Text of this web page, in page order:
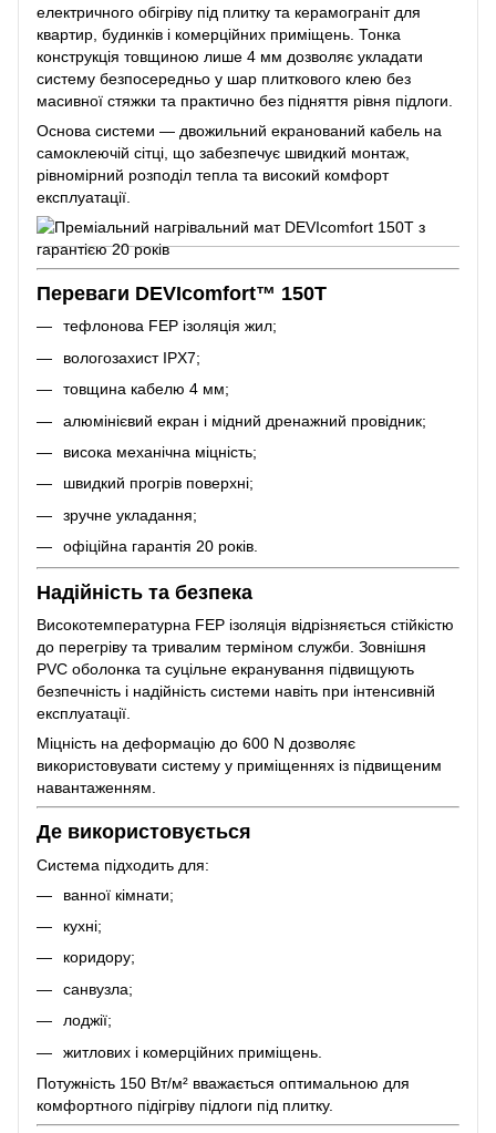
електричного обігріву під плитку та керамограніт для
квартир, будинків і комерційних приміщень. Тонка
конструкція товщиною лише 4 мм дозволяє укладати
систему безпосередньо у шар плиткового клею без
масивної стяжки та практично без підняття рівня підлоги.
Основа системи — двожильний екранований кабель на
самоклеючій сітці, що забезпечує швидкий монтаж,
рівномірний розподіл тепла та високий комфорт
експлуатації.
Переваги DEVIcomfort™ 150T
тефлонова FEP ізоляція жил;
вологозахист IPX7;
товщина кабелю 4 мм;
алюмінієвий екран і мідний дренажний провідник;
висока механічна міцність;
швидкий прогрів поверхні;
зручне укладання;
офіційна гарантія 20 років.
Надійність та безпека
Високотемпературна FEP ізоляція відрізняється стійкістю
до перегріву та тривалим терміном служби. Зовнішня
PVC оболонка та суцільне екранування підвищують
безпечність і надійність системи навіть при інтенсивній
експлуатації.
Міцність на деформацію до 600 N дозволяє
використовувати систему у приміщеннях із підвищеним
навантаженням.
Де використовується
Система підходить для:
ванної кімнати;
кухні;
коридору;
санвузла;
лоджії;
житлових і комерційних приміщень.
Потужність 150 Вт/м² вважається оптимальною для
комфортного підігріву підлоги під плитку.